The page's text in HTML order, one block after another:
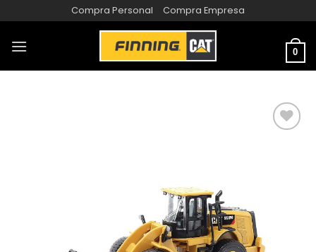
Compra Personal Compra Empresa
0
DESEOS